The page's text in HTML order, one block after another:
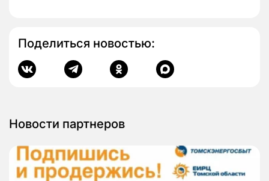
Поделиться новостью:
Новости партнеров